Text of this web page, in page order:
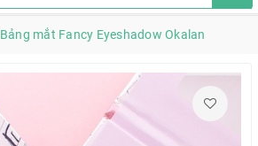
Bảng mắt Fancy Eyeshadow Okalan